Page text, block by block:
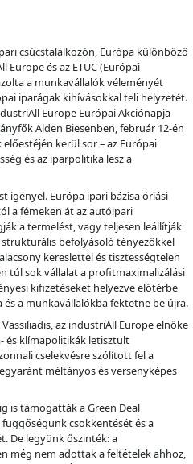
csúcstalálkozón, Európa különböző
és az ETUC (Európai
a munkavállalók véleményét
iparágak kihívásokkal teli helyzetét.
Europe Európai Akciónapja
Alden Biesenben, február 12-én
kerül sor – az Európai
és az iparpolitika lesz a
igényel. Európa ipari bázisa óriási
a fémeken át az autóipari
a termelést, vagy teljesen leállítják
befolyásoló tényezőkkel
kereslettel és tisztességtelen
túl sok vállalat a profitmaximalizálási
kifizetéseket helyezve előtérbe
a munkavállalókba fektetne be újra.
az industriAll Europe elnöke
és klímapolitikák letisztult
cselekvésre szólított fel a
méltányos és versenyképes
is támogatták a Green Deal
csökkentését és a
De legyünk őszinték: a
még nem adottak a feltételek ahhoz,